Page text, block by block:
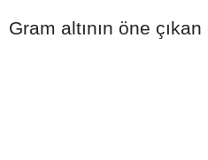
Gram altının öne